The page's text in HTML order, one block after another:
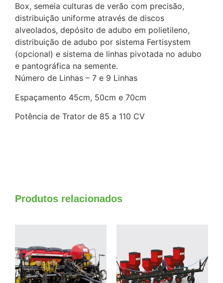
Box, semeia culturas de verão com precisão,
distribuição uniforme através de discos
alveolados, depósito de adubo em polietileno,
distri­buição de adubo por sistema Fertisystem
(opcional) e sistema de linhas pivotada no adubo
e pantográfica na semente.
Número de Linhas – 7 e 9 Linhas
Espaçamento 45cm, 50cm e 70cm
Potência de Trator de 85 a 110 CV
Produtos relacionados